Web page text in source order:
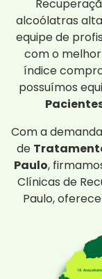
alcoólatras
equipe de
com o
índice
possuímos
Com a
de
Paulo,
Clínicas de
Paulo,